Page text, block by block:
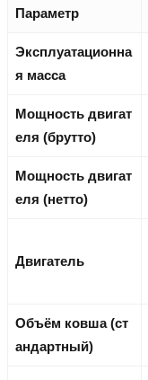
Параметр
Эксплуатационна
я масса
Мощность двигат
еля (брутто)
Мощность двигат
еля (нетто)
Двигатель
Объём ковша (ст
андартный)